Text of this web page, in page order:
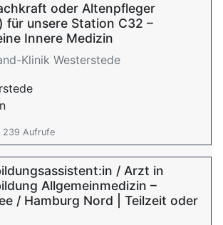
oder Altenpfleger
für unsere Station C32 –
Innere Medizin
Klinik Westerstede
239 Aufrufe
/ Arzt in
Allgemeinmedizin –
/ Hamburg Nord | Teilzeit oder